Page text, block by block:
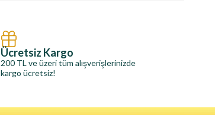
Ücretsiz Kargo
200 TL ve üzeri tüm alışverişlerinizde
kargo ücretsiz!